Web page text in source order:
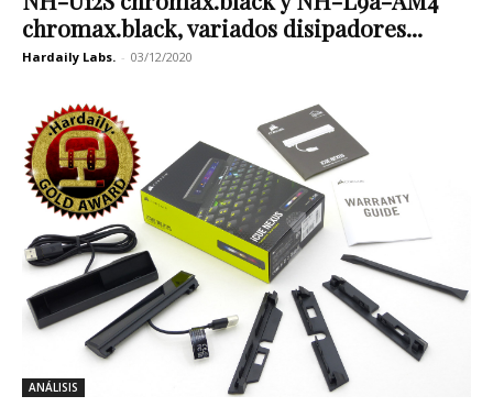
chromax.black, variados disipadores...
Hardaily Labs. - 03/12/2020
ANÁLISIS